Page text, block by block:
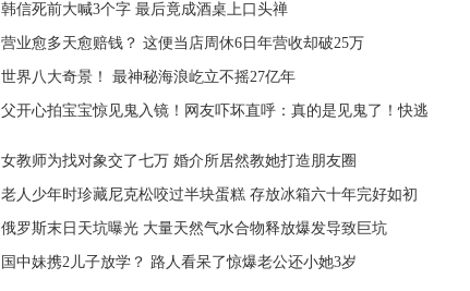
韩信死前大喊3个字 最后竟成酒桌上口头禅
营业愈多天愈赔钱？ 这便当店周休6日年营收却破25万
世界八大奇景！ 最神秘海浪屹立不摇27亿年
父开心拍宝宝惊见鬼入镜！网友吓坏直呼：真的是见鬼了！快逃
女教师为找对象交了七万 婚介所居然教她打造朋友圈
老人少年时珍藏尼克松咬过半块蛋糕 存放冰箱六十年完好如初
俄罗斯末日天坑曝光 大量天然气水合物释放爆发导致巨坑
国中妹携2儿子放学？ 路人看呆了惊爆老公还小她3岁